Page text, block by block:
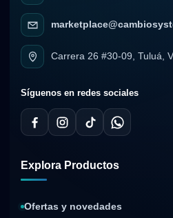
Carrera 26 #30-09, Tuluá,
Síguenos en redes sociales
Explora Productos
Ofertas y novedades